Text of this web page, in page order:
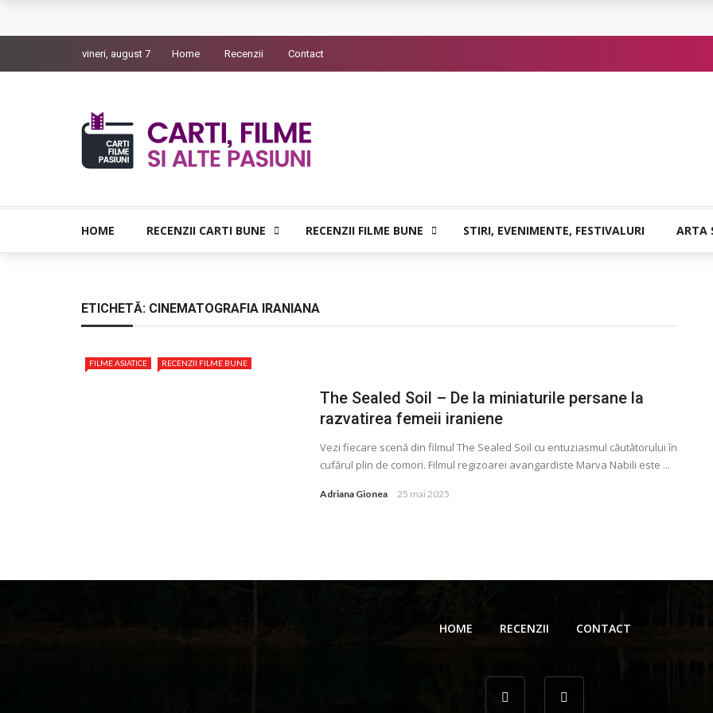
Bolla – O iubire interzisa din Pristina
Indragostitii de Franz K. – Justitiarii literaturii
Un artist al foamei – Prozele de la final
vineri, august 7 Home Recenzii Contact
HOME RECENZII CARTI BUNE RECENZII FILME BUNE STIRI, EVENIMENTE, FESTIVALURI ARTA
ETICHETĂ: CINEMATOGRAFIA IRANIANA
FILME ASIATICE RECENZII FILME BUNE
The Sealed Soil – De la miniaturile persane la
razvatirea femeii iraniene
Vezi fiecare scenă din filmul The Sealed Soil cu entuziasmul căutătorului în
cufărul plin de comori. Filmul regizoarei avangardiste Marva Nabili este ...
Adriana Gionea 25 mai 2025
HOME RECENZII CONTACT